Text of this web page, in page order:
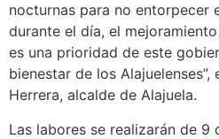
nocturnas para no entorpecer
durante el día, el
es una prioridad de este
bienestar de los
Herrera, alcalde de Alajuela.
Las labores se realizarán de 9